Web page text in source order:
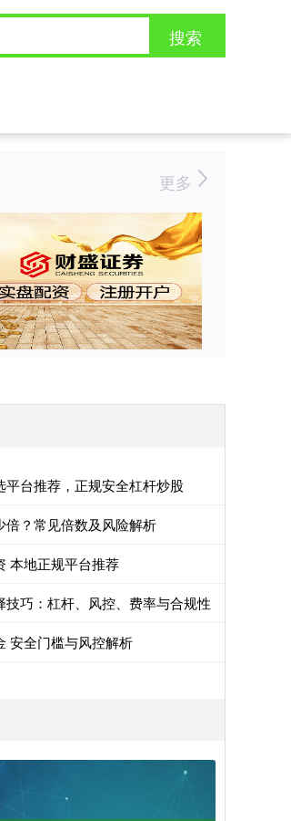
搜索
更多
平台推荐，正规安全杠杆炒股
倍？常见倍数及风险解析
本地正规平台推荐
技巧：杠杆、风控、费率与合规性
安全门槛与风控解析